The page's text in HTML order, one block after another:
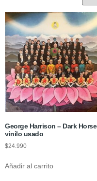
George Harrison – Dark Horse
vinilo usado
$24.990
Añadir al carrito